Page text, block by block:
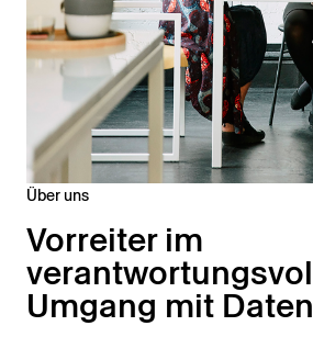
Über uns
Vorreiter im
Umgang mit